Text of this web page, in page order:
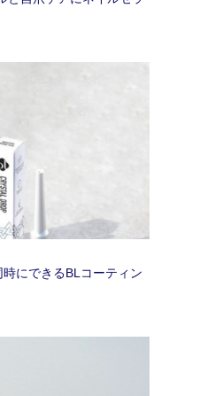
にできるBLコーティン